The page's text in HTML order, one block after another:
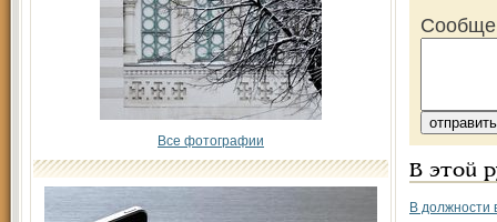
Все фотографии
В этой
В должности